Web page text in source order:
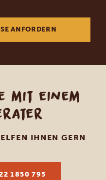
ANFORDERN
mit einem
IHNEN GERN
1850 795